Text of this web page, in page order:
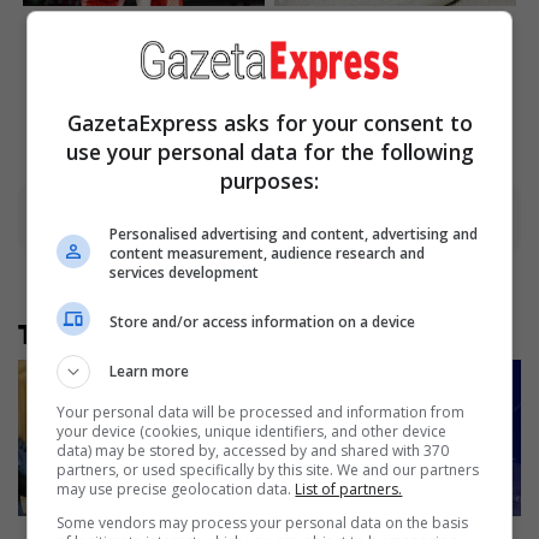
Tallest Women On Earth —
Their Height Is Jaw-
Dropping
Tropes Hollywood Invented
With Reality
Të tjera nga rubrika
GazetaExpress asks for your consent to
use your personal data for the following
purposes:
Personalised advertising and content, advertising and
content measurement, audience research and
services development
Store and/or access information on a device
Learn more
Your personal data will be processed and information from
your device (cookies, unique identifiers, and other device
data) may be stored by, accessed by and shared with 370
partners, or used specifically by this site. We and our partners
may use precise geolocation data. List of partners.
Some vendors may process your personal data on the basis